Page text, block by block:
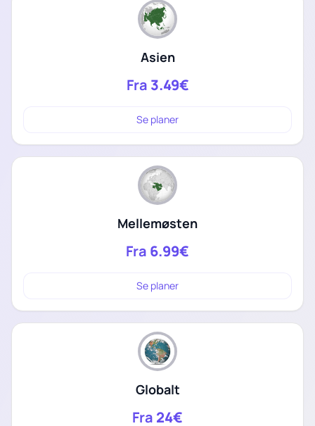
Asien
Fra 3.49€
Se planer
Mellemøsten
Fra 6.99€
Se planer
Globalt
Fra 24€